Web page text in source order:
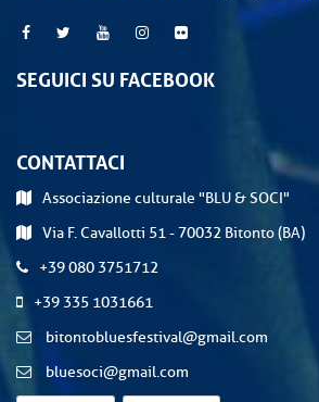
SEGUICI SU FACEBOOK
CONTATTACI
Associazione culturale "BLU & SOCI"
Via F. Cavallotti 51 - 70032 Bitonto (BA)
+39 080 3751712
+39 335 1031661
bitontobluesfestival@gmail.com
bluesoci@gmail.com